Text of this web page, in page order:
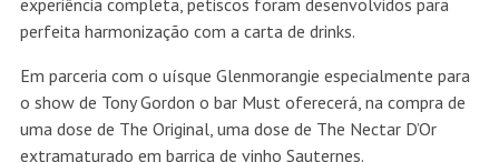
experiência completa, petiscos foram desenvolvidos para
perfeita harmonização com a carta de drinks.
Em parceria com o uísque Glenmorangie especialmente para
o show de Tony Gordon o bar Must oferecerá, na compra de
uma dose de The Original, uma dose de The Nectar D’Or
extramaturado em barrica de vinho Sauternes.